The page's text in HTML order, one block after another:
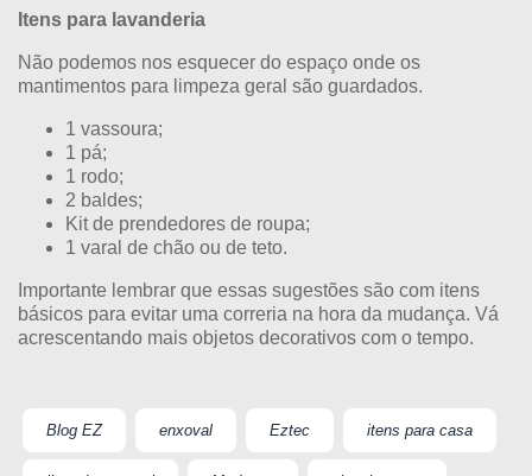
Itens para lavanderia
Não podemos nos esquecer do espaço onde os
mantimentos para limpeza geral são guardados.
1 vassoura;
1 pá;
1 rodo;
2 baldes;
Kit de prendedores de roupa;
1 varal de chão ou de teto.
Importante lembrar que essas sugestões são com itens
básicos para evitar uma correria na hora da mudança. Vá
acrescentando mais objetos decorativos com o tempo.
Blog EZ enxoval Eztec itens para casa